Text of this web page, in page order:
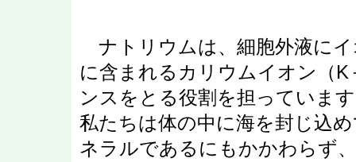
ナトリウムは、細胞外液に
に含まれるカリウムイオン（
ンスをとる役割を担っていま
私たちは体の中に海を封じ込
ネラルであるにもかかわらず